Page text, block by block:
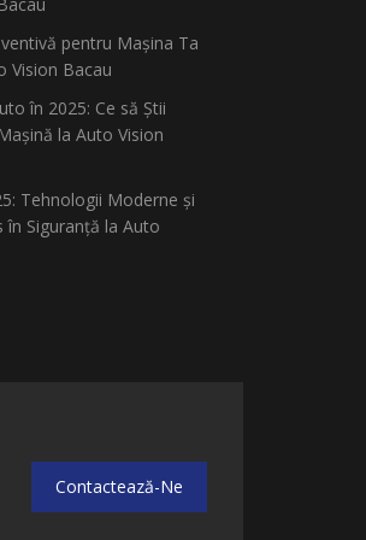
pentru Mașina Ta
Vision Bacau
în 2025: Ce să Știi
la Auto Vision
Tehnologii Moderne și
în Siguranță la Auto
Contactează-Ne